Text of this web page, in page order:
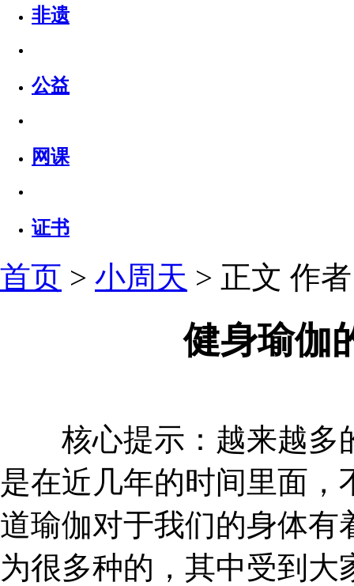
非遗
公益
网课
证书
首页 > 小周天 > 正文 作
健身瑜伽
核心提示：越来越多
是在近几年的时间里面
道瑜伽对于我们的身体有
为很多种的，其中受到